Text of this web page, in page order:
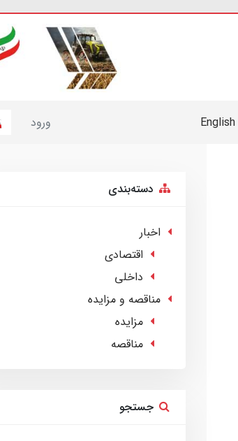
English ورود
دسته‌بندی
اخبار
اقتصادی
داخلی
مناقصه و مزایده
مزایده
مناقصه
جستجو